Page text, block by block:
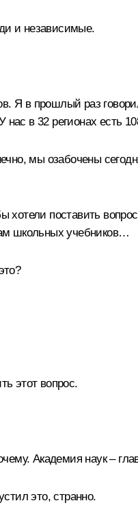
и независимые.
Я в прошлый раз
в 32 регионах есть
мы озабочены
хотели поставить
школьных учебников…
этот вопрос.
Академия наук –
это, странно.